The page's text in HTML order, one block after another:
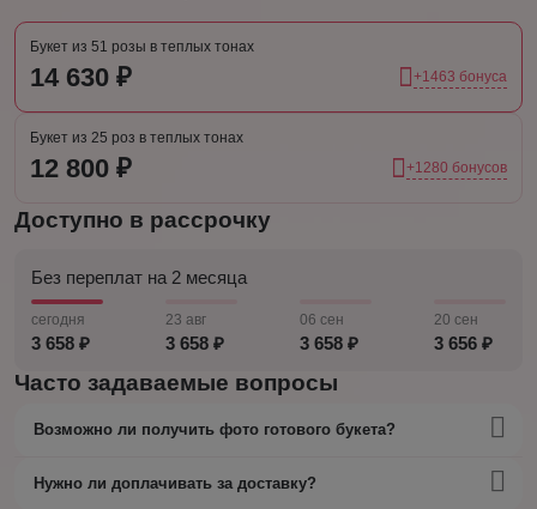
Букет из 51 розы в теплых тонах
14 630 ₽ +1463 бонуса
Букет из 25 роз в теплых тонах
12 800 ₽ +1280 бонусов
Доступно в рассрочку
Без переплат на 2 месяца
сегодня
3 658 ₽
23 авг
3 658 ₽
06 сен
3 658 ₽
20 сен
3 656 ₽
Часто задаваемые вопросы
Возможно ли получить фото готового букета?
Нужно ли доплачивать за доставку?